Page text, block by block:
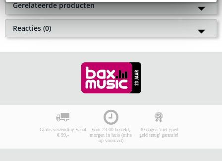
Gerelateerde producten
voordeel
1 review
Line 6 Helix Stadium Floor multi-
Adviesprijs € 1.830,- € 1.626,-
Op voorraad
In mijn winkelwagen
Reacties (0)
Plaats als eerste een reactie
(min.10, max.10000 tekens)
Gratis verzending vanaf
€ 99,-
Voor 23:00 besteld,
morgen in huis (mits
op voorraad)
30 dagen 'niet goed
geld terug' garantie!